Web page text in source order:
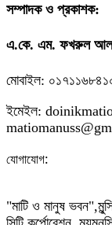
সম্পাদক ও প্রকাশক:
এ.কে. এম. ফখরুল আলম
মোবাইল:
ইমেইল:
যোগাযোগ:
"মাটি ও মানুষ ভবন",